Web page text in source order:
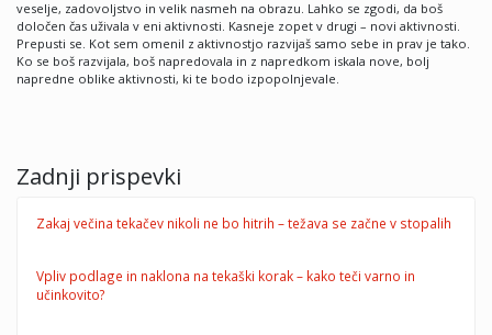
veselje, zadovoljstvo in velik nasmeh na obrazu. Lahko se zgodi, da boš
določen čas uživala v eni aktivnosti. Kasneje zopet v drugi – novi aktivnosti.
Prepusti se. Kot sem omenil z aktivnostjo razvijaš samo sebe in prav je tako.
Ko se boš razvijala, boš napredovala in z napredkom iskala nove, bolj
napredne oblike aktivnosti, ki te bodo izpopolnjevale.
Zadnji prispevki
Zakaj večina tekačev nikoli ne bo hitrih – težava se začne v stopalih
Vpliv podlage in naklona na tekaški korak – kako teči varno in
učinkovito?